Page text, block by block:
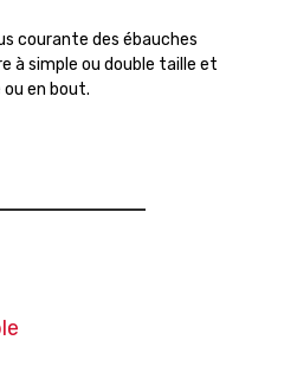
courante des ébauches
à simple ou double taille et
en bout.